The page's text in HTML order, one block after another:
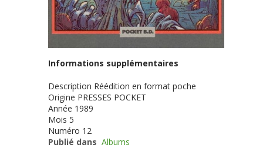
Informations supplémentaires
Description Réédition en format poche
Origine PRESSES POCKET
Année 1989
Mois 5
Numéro 12
Publié dans Albums